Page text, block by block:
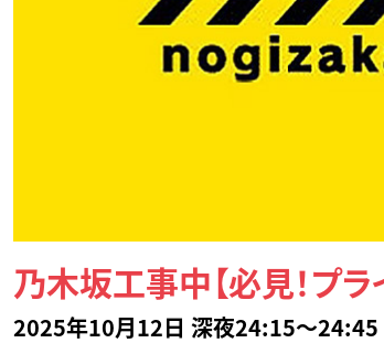
乃木坂工事中【必見！プ
2025年10月12日 深夜24:15～24:45